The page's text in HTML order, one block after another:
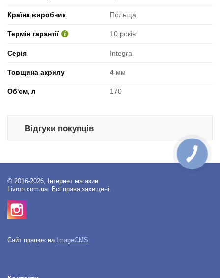
Країна виробник Польща
Термін гарантії 10 років
Серія Integra
Товщина акрилу 4 мм
Об'єм, л 170
Відгуки покупців
© 2016-2026, Інтернет магазин
Livron.com.ua. Всі права захищені.
Сайт працює на ImageCMS